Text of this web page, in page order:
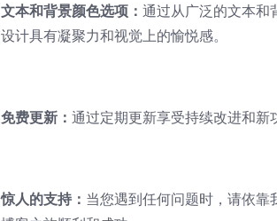
文本和背景颜色选项： 通过从广泛的文本和
设计具有凝聚力和视觉上的愉悦感。
免费更新： 通过定期更新享受持续改进和新
惊人的支持： 当您遇到任何问题时，请依